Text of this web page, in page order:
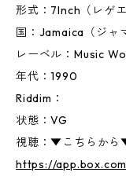
形式：7Inch（レゲエ
国：Jamaica（ジャ
レーベル：Music
年代：1990
Riddim：
状態：VG
視聴：▼こちらから
https://